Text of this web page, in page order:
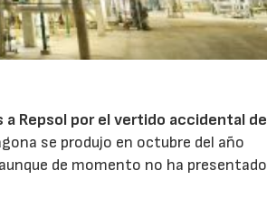
a Repsol por el vertido accidental de
se produjo en octubre del año
de momento no ha presentado